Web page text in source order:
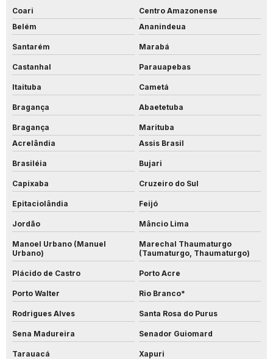
Coari
Centro Amazonense
Belém
Ananindeua
Santarém Marabá
Castanhal Parauapebas
Itaituba Cametá
Bragança Abaetetuba
Bragança
Marituba
Acrelândia
Assis Brasil
Brasiléia Bujari
Capixaba Cruzeiro do Sul
Epitaciolândia Feijó
Jordão Mâncio Lima
Manoel Urbano (Manuel
Urbano)
Marechal Thaumaturgo
(Taumaturgo, Thaumaturgo)
Plácido de Castro Porto Acre
Porto Walter Rio Branco*
Rodrigues Alves Santa Rosa do Purus
Sena Madureira Senador Guiomard
Tarauacá
Xapuri